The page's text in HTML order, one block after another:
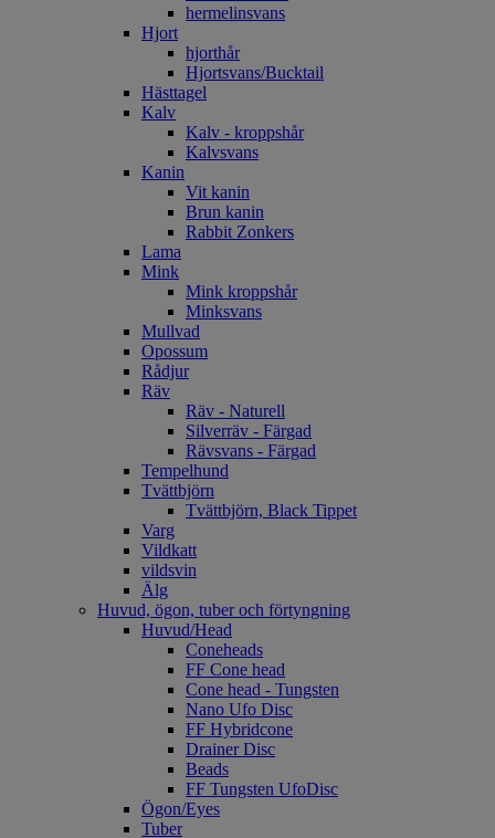
hermelinsvans
Hjort
hjorthår
Hjortsvans/Bucktail
Hästtagel
Kalv
Kalv - kroppshår
Kalvsvans
Kanin
Vit kanin
Brun kanin
Rabbit Zonkers
Lama
Mink
Mink kroppshår
Minksvans
Mullvad
Opossum
Rådjur
Räv
Räv - Naturell
Silverräv - Färgad
Rävsvans - Färgad
Tempelhund
Tvättbjörn
Tvättbjörn, Black Tippet
Varg
Vildkatt
vildsvin
Älg
Huvud, ögon, tuber och förtyngning
Huvud/Head
Coneheads
FF Cone head
Cone head - Tungsten
Nano Ufo Disc
FF Hybridcone
Drainer Disc
Beads
FF Tungsten UfoDisc
Ögon/Eyes
Tuber